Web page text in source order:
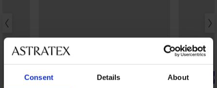
Consent Details About
3+1 INGYEN
Bestseller
-20% BRA20